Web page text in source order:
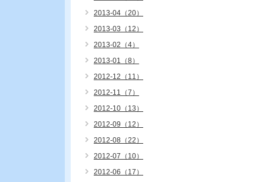
2013-04（20）
2013-03（12）
2013-02（4）
2013-01（8）
2012-12（11）
2012-11（7）
2012-10（13）
2012-09（12）
2012-08（22）
2012-07（10）
2012-06（17）